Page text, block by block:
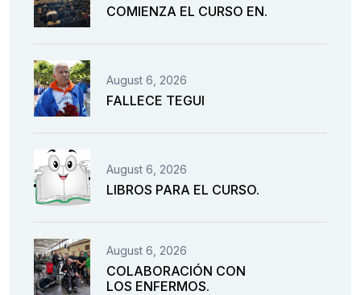
COMIENZA EL CURSO EN.
August 6, 2026
FALLECE TEGUI
August 6, 2026
LIBROS PARA EL CURSO.
August 6, 2026
COLABORACIÓN CON
LOS ENFERMOS.